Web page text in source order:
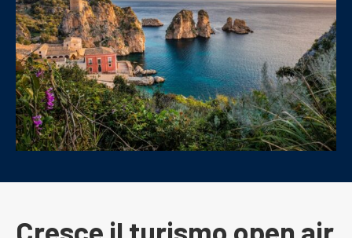
Cresce il turismo open air